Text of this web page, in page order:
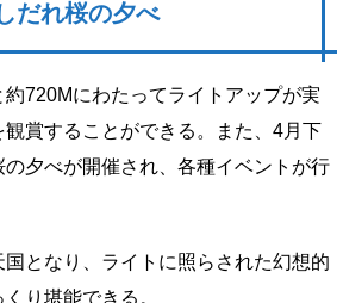
だれ桜の夕べ
720Mにわたってライトアップが実
賞することができる。また、4月下
夕べが開催され、各種イベントが行
国となり、ライトに照らされた幻想的
り堪能できる。